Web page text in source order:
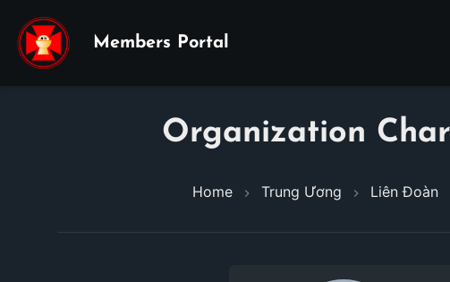
Members Portal
Organization
Home Trung Ương Liên Đoàn